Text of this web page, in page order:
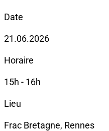
Date
21.06.2026
Horaire
15h - 16h
Lieu
Frac Bretagne, Rennes